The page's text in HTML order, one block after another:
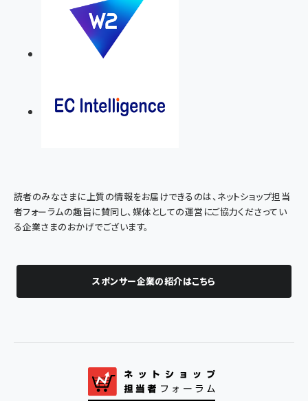
読者のみなさまに上質の情報をお届けできるのは、ネットショップ担当
者フォーラムの趣旨に賛同し、媒体としての運営にご協力くださってい
る企業さまのおかげでございます。
スポンサー企業の紹介はこちら